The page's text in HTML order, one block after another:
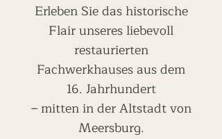
Erleben Sie das historische
Flair unseres liebevoll
restaurierten
Fachwerkhauses aus dem
16. Jahrhundert
– mitten in der Altstadt von
Meersburg.